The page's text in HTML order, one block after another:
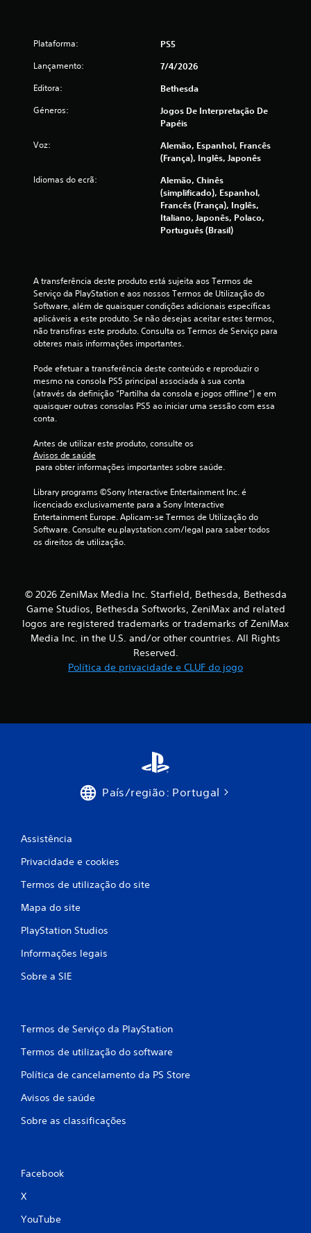
a
õ
e
r
p
o
d
e
u
m
l
i
i
t
e
d
e
m
p
.
J
o
e
l
s
e
c
r
d
i
e
n
o
P
g
a
r
t
t
l
Plataforma: PS5
Lançamento: 7/4/2026
Editora: Bethesda
Géneros:
Jogos De Interpretação De
Papéis
Voz:
Alemão, Espanhol, Francês
(França), Inglês, Japonês
Idiomas do ecrã:
Alemão, Chinês
(simplificado), Espanhol,
Francês (França), Inglês,
Italiano, Japonês, Polaco,
Português (Brasil)
A transferência deste produto está sujeita aos Termos de
Serviço da PlayStation e aos nossos Termos de Utilização do
Software, além de quaisquer condições adicionais específicas
aplicáveis a este produto. Se não desejas aceitar estes termos,
não transfiras este produto. Consulta os Termos de Serviço para
obteres mais informações importantes.
Pode efetuar a transferência deste conteúdo e reproduzir o
mesmo na consola PS5 principal associada à sua conta
(através da definição “Partilha da consola e jogos offline”) e em
quaisquer outras consolas PS5 ao iniciar uma sessão com essa
conta.
Antes de utilizar este produto, consulte os
Avisos de saúde
para obter informações importantes sobre saúde.
Library programs ©Sony Interactive Entertainment Inc. é
licenciado exclusivamente para a Sony Interactive
Entertainment Europe. Aplicam-se Termos de Utilização do
Software. Consulte eu.playstation.com/legal para saber todos
os direitos de utilização.
© 2026 ZeniMax Media Inc. Starfield, Bethesda, Bethesda
Game Studios, Bethesda Softworks, ZeniMax and related
logos are registered trademarks or trademarks of ZeniMax
Media Inc. in the U.S. and/or other countries. All Rights
Reserved.
Política de privacidade e CLUF do jogo
País/região: Portugal
Assistência
Privacidade e cookies
Termos de utilização do site
Mapa do site
PlayStation Studios
Informações legais
Sobre a SIE
Termos de Serviço da PlayStation
Termos de utilização do software
Política de cancelamento da PS Store
Avisos de saúde
Sobre as classificações
Facebook
X
YouTube